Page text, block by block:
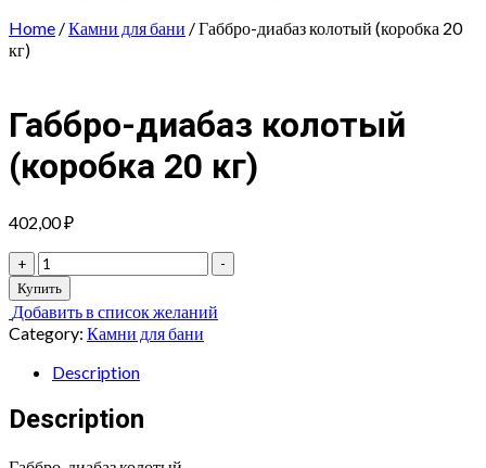
Home /Камни для бани / Габбро-диабаз колотый (коробка 20
кг)
Габбро-диабаз колотый
(коробка 20 кг)
402,00₽
+
Габбро-
диабаз
колотый
(коробка
20
кг)
-
Купить
Добавить в список желаний
Category: Камни для бани
Description
Description